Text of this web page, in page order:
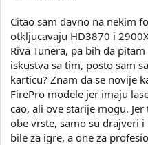
a
Citao sam davno na nekim
otkljucavaju HD3870 i
Riva Tunera, pa bih da
iskustva sa tim, posto sam
karticu? Znam da se novije
FirePro modele jer imaju
cao, ali ove starije mogu.
obe vrste, samo su drajveri
bile za igre, a one za